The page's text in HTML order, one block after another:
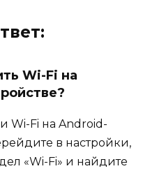
Wi-Fi на
Wi-Fi на Android-
в настройки,
«Wi-Fi» и найдите